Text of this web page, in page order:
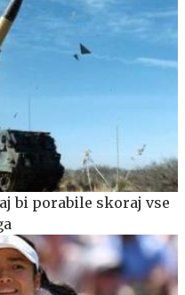
bi porabile skoraj vse